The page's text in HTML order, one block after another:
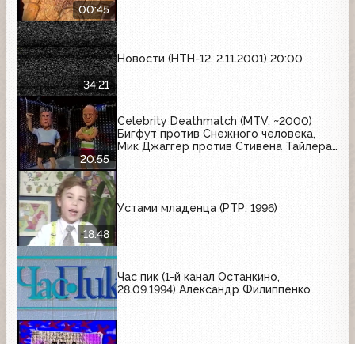
00:45
34:21
Новости (НТН-12, 2.11.2001) 20:00
20:55
Celebrity Deathmatch (MTV, ~2000)
Бигфут против Снежного человека,
Мик Джаггер против Стивена Тайлера,
18:48
Устами младенца (РТР, 1996)
Час пик (1-й канал Останкино,
28.09.1994) Александр Филиппенко